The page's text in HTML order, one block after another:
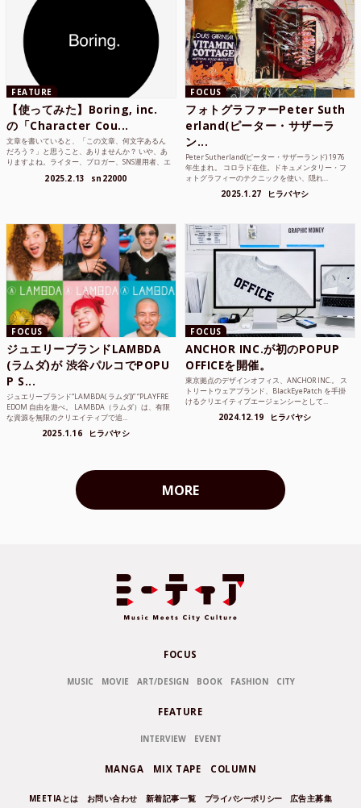
FEATURE
【使ってみた】Boring, inc.
の「Character Cou...
文章を書いていると、「この文章、何文字あるん
だろう？」と思うこと、ありませんか？ いや、あ
りますよね。ライター、ブロガー、SNS運用者、エ
2025.2.13 sn22000
FOCUS
フォトグラファーPeter Suth
erland(ピーター・サザーラ
ン...
Peter Sutherland(ピーター・サザーランド) 1976
年生まれ。 コロラド在住。ドキュメンタリー・フ
ォトグラフィーのテクニックを使い、隠れ...
2025.1.27 ヒラバヤシ
FOCUS
ジュエリーブランドLAMBDA
(ラムダ)が 渋谷パルコでPOPU
P S...
ジュエリーブランド“LAMBDA( ラムダ))” “PLAYFRE
EDOM 自由を遊べ。 LAMBDA（ラムダ）は、有限
な資源を無限のクリエイティブで追...
2025.1.16 ヒラバヤシ
FOCUS
ANCHOR INC.が初のPOPUP
OFFICEを開催。
東京拠点のデザインオフィス、ANCHOR INC.。 ス
トリートウェアブランド、BlackEyePatch を手掛
けるクリエイティブエージェンシーとして...
2024.12.19 ヒラバヤシ
MORE
FOCUS
MUSIC MOVIE ART/DESIGN BOOK FASHION CITY
FEATURE
INTERVIEW EVENT
MANGA MIX TAPE COLUMN
MEETIAとは お問い合わせ 新着記事一覧 プライバシーポリシー 広告主募集